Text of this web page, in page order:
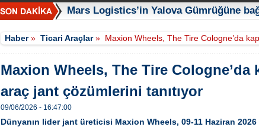
Mars Logistics’in Yalova Gümrüğüne
Haber»Ticari Araçlar» Maxion Wheels, The Tire Cologne’da
Maxion Wheels, The Tire Cologne’da
araç jant çözümlerini tanıtıyor
09/06/2026 - 16:47:00
Dünyanın lider jant üreticisi Maxion Wheels, 09-11 Haziran